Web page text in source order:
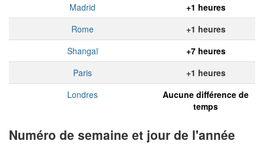
Madrid
+1 heures
Rome
+1 heures
Shangaï
+7 heures
Paris
+1 heures
Londres
Aucune différence de
temps
Numéro de semaine et jour de l'année